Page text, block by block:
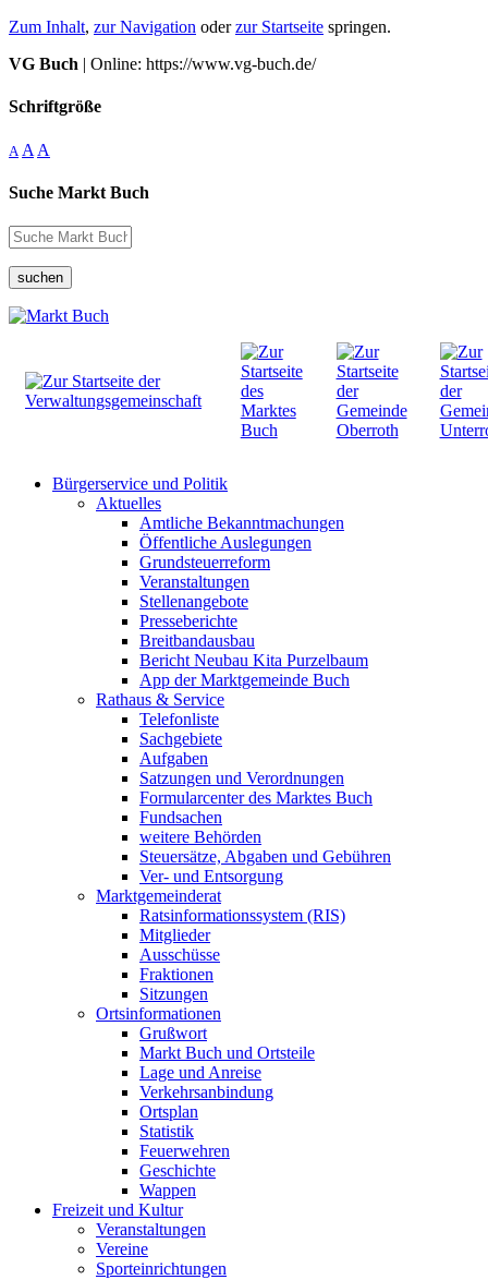
Zum Inhalt, zur Navigation oderzur Startseite springen.
VG Buch | Online: https://www.vg-buch.de/
Schriftgröße
A A A
Suche Markt Buch
suchen
Bürgerservice und Politik
Aktuelles
Amtliche Bekanntmachungen
Öffentliche Auslegungen
Grundsteuerreform
Veranstaltungen
Stellenangebote
Presseberichte
Breitbandausbau
Bericht Neubau Kita Purzelbaum
App der Marktgemeinde Buch
Rathaus & Service
Telefonliste
Sachgebiete
Aufgaben
Satzungen und Verordnungen
Formularcenter des Marktes Buch
Fundsachen
weitere Behörden
Steuersätze, Abgaben und Gebühren
Ver- und Entsorgung
Marktgemeinderat
Ratsinformationssystem (RIS)
Mitglieder
Ausschüsse
Fraktionen
Sitzungen
Ortsinformationen
Grußwort
Markt Buch und Ortsteile
Lage und Anreise
Verkehrsanbindung
Ortsplan
Statistik
Feuerwehren
Geschichte
Wappen
Freizeit und Kultur
Veranstaltungen
Vereine
Sporteinrichtungen